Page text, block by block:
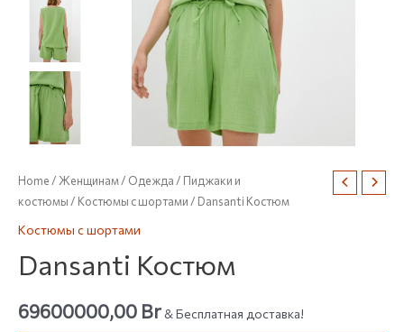
Home/Женщинам/ Одежда/ Пиджаки и
костюмы/ Костюмы с шортами/ Dansanti Костюм
Костюмы с шортами
Dansanti Костюм
69600000,00 Br& Бесплатная доставка!